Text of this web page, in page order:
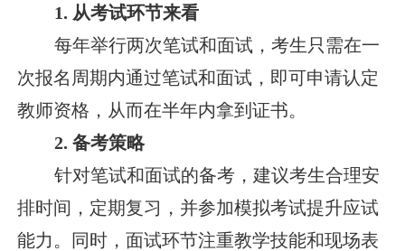
1. 从考试环节来看
每年举行两次笔试和面试，考生只需在一
次报名周期内通过笔试和面试，即可申请认定
教师资格，从而在半年内拿到证书。
2. 备考策略
针对笔试和面试的备考，建议考生合理安
排时间，定期复习，并参加模拟考试提升应试
能力。同时，面试环节注重教学技能和现场表